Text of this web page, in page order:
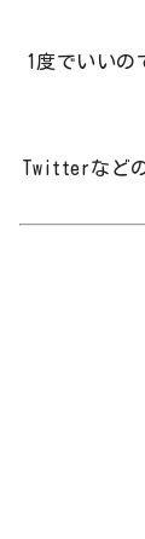
1度でいいの
Twitterなど